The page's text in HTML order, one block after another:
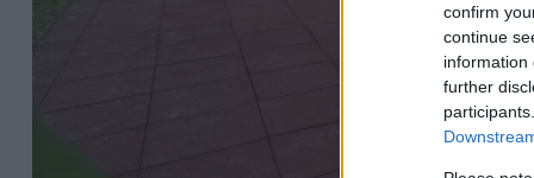
confirm
continue
information
further